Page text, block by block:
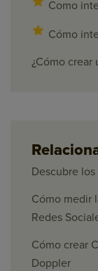
Como
Cómo
¿Cómo crear
Descubre
Cómo medir
Redes
Cómo crear
Doppler